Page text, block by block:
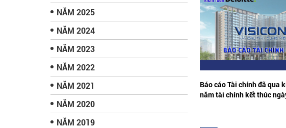
NĂM 2025
NĂM 2024
NĂM 2023
NĂM 2022
NĂM 2021
NĂM 2020
NĂM 2019
Báo cáo Tài chính đã qua
năm tài chính kết thúc